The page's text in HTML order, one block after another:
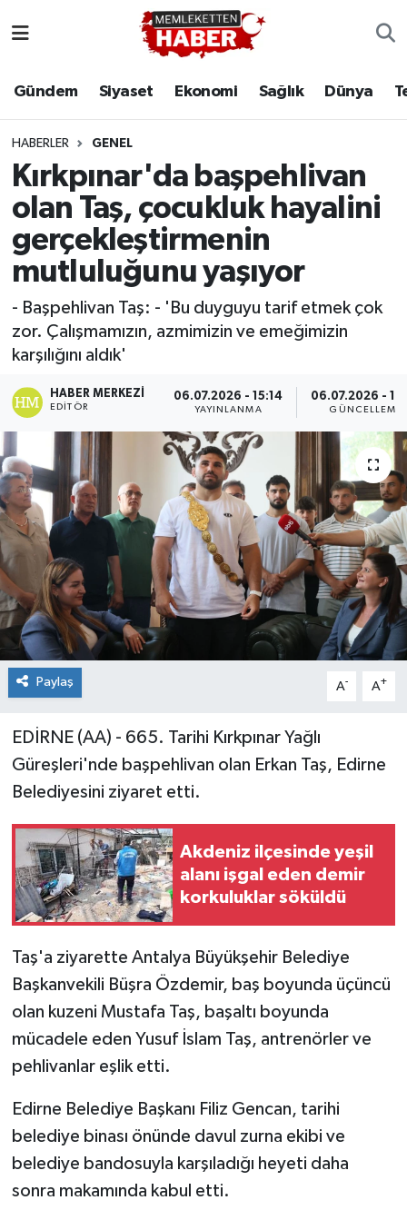
Gündem Siyaset Ekonomi Sağlık Dünya
HABERLER GENEL
Kırkpınar'da başpehlivan
olan Taş, çocukluk hayalini
gerçekleştirmenin
mutluluğunu yaşıyor
- Başpehlivan Taş: - 'Bu duyguyu tarif etmek çok
zor. Çalışmamızın, azmimizin ve emeğimizin
karşılığını aldık'
HABER MERKEZI
EDITÖR
06.07.2026 - 15:14
YAYINLANMA
06.07.2026 -
GÜNCELLEME
Paylaş A- A+
EDİRNE (AA) - 665. Tarihi Kırkpınar Yağlı
Güreşleri'nde başpehlivan olan Erkan Taş, Edirne
Belediyesini ziyaret etti.
Akdeniz ilçesinde yeşil
alanı işgal eden demir
korkuluklar söküldü
Taş'a ziyarette Antalya Büyükşehir Belediye
Başkanvekili Büşra Özdemir, baş boyunda üçüncü
olan kuzeni Mustafa Taş, başaltı boyunda
mücadele eden Yusuf İslam Taş, antrenörler ve
pehlivanlar eşlik etti.
Edirne Belediye Başkanı Filiz Gencan, tarihi
belediye binası önünde davul zurna ekibi ve
belediye bandosuyla karşıladığı heyeti daha
sonra makamında kabul etti.